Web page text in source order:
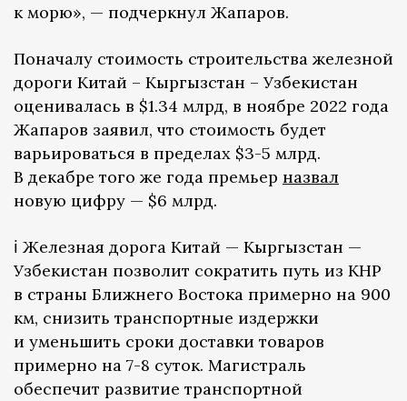
к морю», — подчеркнул Жапаров.
Поначалу стоимость строительства железной
дороги Китай – Кыргызстан – Узбекистан
оценивалась в $1.34 млрд, в ноябре 2022 года
Жапаров заявил, что стоимость будет
варьироваться в пределах $3-5 млрд.
В декабре того же года премьер назвал
новую цифру — $6 млрд.
ℹ️ Железная дорога Китай — Кыргызстан —
Узбекистан позволит сократить путь из КНР
в страны Ближнего Востока примерно на 900
км, снизить транспортные издержки
и уменьшить сроки доставки товаров
примерно на 7-8 суток. Магистраль
обеспечит развитие транспортной